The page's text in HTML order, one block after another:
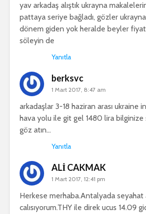
yav arkadaş alıştık ukrayna
pattaya seriye bağladı, gözler
dönem giden yok heralde beyler
söleyin de
Yanıtla
berksvc
1 Mart 2017, 8:47 am
arkadaşlar 3-18 haziran arası ukraine
hava yolu ile git gel 1480 lira bilginize
göz atın…
Yanıtla
ALİ CAKMAK
1 Mart 2017, 12:41 pm
Herkese merhaba.Antalyada seyahat
calısıyorum.THY ile direk ucus 14.09